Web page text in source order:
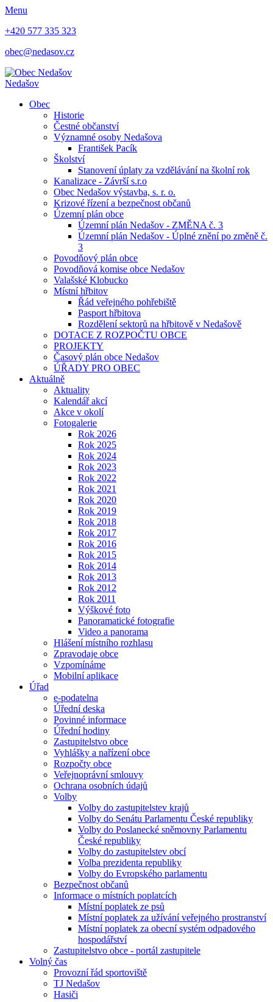
Menu
+420 577 335 323
obec@nedasov.cz
Nedašov
Obec
Historie
Čestné občanství
Významné osoby Nedašova
František Pacík
Školství
Stanovení úplaty za vzdělávání na školní rok
Kanalizace - Závrší s.r.o
Obec Nedašov výstavba, s. r. o.
Krizové řízení a bezpečnost občanů
Územní plán obce
Územní plán Nedašov - ZMĚNA č. 3
Územní plán Nedašov - Úplné znění po změně č.
3
Povodňový plán obce
Povodňová komise obce Nedašov
Valašské Klobucko
Místní hřbitov
Řád veřejného pohřebiště
Pasport hřbitova
Rozdělení sektorů na hřbitově v Nedašově
DOTACE Z ROZPOČTU OBCE
PROJEKTY
Časový plán obce Nedašov
ÚŘADY PRO OBEC
Aktuálně
Aktuality
Kalendář akcí
Akce v okolí
Fotogalerie
Rok 2026
Rok 2025
Rok 2024
Rok 2023
Rok 2022
Rok 2021
Rok 2020
Rok 2019
Rok 2018
Rok 2017
Rok 2016
Rok 2015
Rok 2014
Rok 2013
Rok 2012
Rok 2011
Výškové foto
Panoramatické fotografie
Video a panorama
Hlášení místního rozhlasu
Zpravodaje obce
Vzpomínáme
Mobilní aplikace
Úřad
e-podatelna
Úřední deska
Povinné informace
Úřední hodiny
Zastupitelstvo obce
Vyhlášky a nařízení obce
Rozpočty obce
Veřejnoprávní smlouvy
Ochrana osobních údajů
Volby
Volby do zastupitelstev krajů
Volby do Senátu Parlamentu České republiky
Volby do Poslanecké sněmovny Parlamentu
České republiky
Volby do zastupitelstev obcí
Volba prezidenta republiky
Volby do Evropského parlamentu
Bezpečnost občanů
Informace o místních poplatcích
Místní poplatek ze psů
Místní poplatek za užívání veřejného prostranství
Místní poplatek za obecní systém odpadového
hospodářství
Zastupitelstvo obce - portál zastupitele
Volný čas
Provozní řád sportoviště
TJ Nedašov
Hasiči